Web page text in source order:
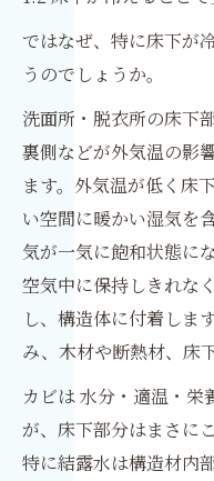
ではなぜ、特に床下が
うのでしょうか。
洗面所・脱衣所の床下
裏側などが外気温の影
ます。外気温が低く床
い空間に暖かい湿気を
気が一気に飽和状態に
空気中に保持しきれな
し、構造体に付着しま
み、木材や断熱材、床
カビは 水分・適温・栄
が、床下部分はまさに
特に結露水は構造材内